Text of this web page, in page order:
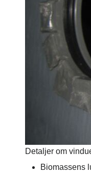
Detaljer om
Biomassens